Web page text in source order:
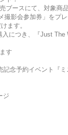
ースにて、対象商
影会参加券」をプレ
ます。
につき、『Just
す
念予約イベント『ミ
ジ